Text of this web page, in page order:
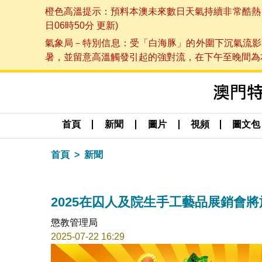
橙色高溫提示：預料本澳未來數日天氣持續非常酷
日06時50分 更新)
氣象局－特別信息：受「白海豚」的外圍下沉氣流
暑，並留意高溫觸發引起的強對流，在下午至晚間
首頁 新聞 圖片 視頻 圖文包
首頁 新聞
2025在囚人及院生手工藝品展銷會
懲教管理局
2025-07-22 16:29